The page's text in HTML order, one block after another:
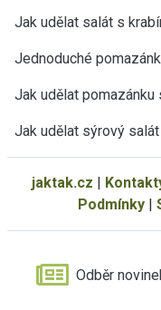
Jak udělat salát s
Jednoduché
Jak udělat
Jak udělat sýrový
jaktak.cz |
Podmínky|
Odběr